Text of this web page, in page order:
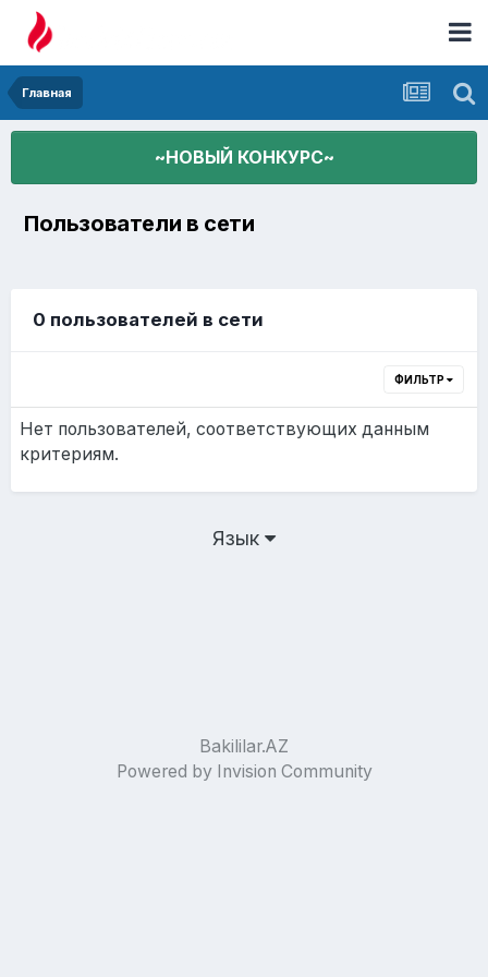
Главная
~НОВЫЙ КОНКУРС~
Пользователи в сети
0 пользователей в сети
ФИЛЬТР
Нет пользователей, соответствующих данным
критериям.
Язык
Bakililar.AZ
Powered by Invision Community